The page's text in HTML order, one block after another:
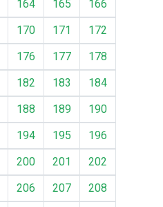
164 165
166
170 171
172
176 177
178
182 183
184
188 189
190
194 195
196
200 201
202
206 207
208